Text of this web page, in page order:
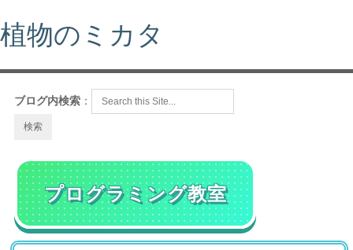
植物のミカタ
ブログ内検索 ：
プログラミング教室